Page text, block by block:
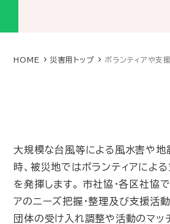
HOME 災害用トップ ボランティアや支
大規模な台風等による風水害や地
時、被災地ではボランティアによ
を発揮します。 市社協・各区社協
アのニーズ把握・整理及び支援活
団体の受け入れ調整や活動のマッ